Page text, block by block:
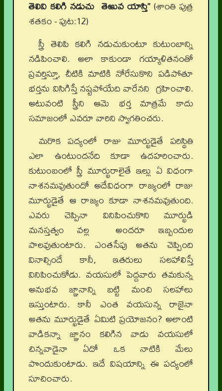
తెలివి కలిగి నడుచు తెఱువ యాస్తి”(శాంతి పుత్ర
శతకం - పుట:12)
స్త్రీ తెలిపి కలిగి నడుచుకుంటూ కుటుంబాన్ని
నడిపించాలి. అలా కాకుండా గయ్యాళితనంతో
ప్రవర్తిస్తూ, చీటికి మాటికి నోరేసుకొని పడిపోతూ
భర్తను విసిగిస్తే నష్టపోయేది వారేనని గ్రహించాలి.
అటువంటి స్త్రీని ఆమె భర్త మాత్రమే కాదు
సమాజంలో ఎవరూ వారిని స్వాగతించరు.
మరొక పద్యంలో రాజు మూర్ఖుడైతే పరిస్థితి
ఎలా ఉంటుందనేది కూడా ఉదహరించారు.
కుటుంబంలో స్త్రీ మూర్ఖురాలైతే ఇల్లు ఏ విధంగా
నాశనమవుతుందో అదేవిధంగా రాజ్యంలో రాజు
మూర్ఖుడైతే ఆ రాజ్యం కూడా నాశనమవుతుంది.
ఎవరు చెప్పినా వినిపించుకొని మూర్ఖుడి
మనస్తత్వం వల్ల అందరూ ఇబ్బందుల
పాలవుతుంటారు. ఎంతసేపు అతను చెప్పింది
వినాల్సిందే కానీ, ఇతరులు సలహాలిస్తే
వినిపించుకోడు. వయసులో పెద్దవారు తమకున్న
అనుభవ జ్ఞానాన్ని బట్టి మంచి సలహాలు
ఇస్తుంటారు. కానీ ఎంత వయసున్న రాజైనా
అతను మూర్ఖుడైతే ఏమిటి ప్రయోజనం? అలాంటి
వాడికన్నా జ్ఞానం కలిగిన వాడు వయసులో
చిన్నవాడైనా ఏదో ఒక నాటికి మేలు
పొందుకుంటాడు. ఇదే విషయాన్ని ఈ పద్యంలో
సూచించారు.